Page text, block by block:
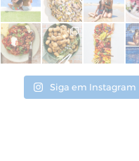
Siga em Instagram